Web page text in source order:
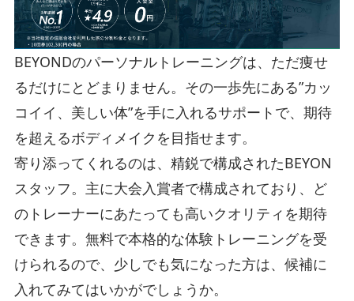
BEYONDのパーソナルトレーニングは、ただ痩せ
るだけにとどまりません。その一歩先にある”カッ
コイイ、美しい体”を手に入れるサポートで、期待
を超えるボディメイクを目指せます。
寄り添ってくれるのは、精鋭で構成されたBEYON
スタッフ。主に大会入賞者で構成されており、ど
のトレーナーにあたっても高いクオリティを期待
できます。無料で本格的な体験トレーニングを受
けられるので、少しでも気になった方は、候補に
入れてみてはいかがでしょうか。